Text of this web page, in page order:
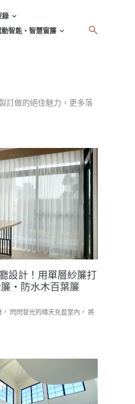
智能‧智慧窗簾
訂做的絕佳魅力，更多落
設計！用單層紗簾打
・防水木百葉簾
閃閃發光的晴天充盈室內， 將